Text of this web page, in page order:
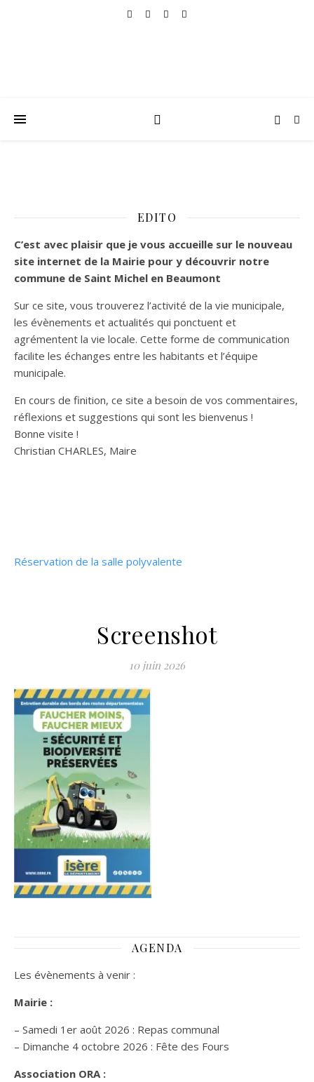
EDITO
C’est avec plaisir que je vous accueille sur le nouveau
site internet de la Mairie pour y découvrir notre
commune de Saint Michel en Beaumont
Sur ce site, vous trouverez l’activité de la vie municipale,
les évènements et actualités qui ponctuent et
agrémentent la vie locale. Cette forme de communication
facilite les échanges entre les habitants et l’équipe
municipale.
En cours de finition, ce site a besoin de vos commentaires,
réflexions et suggestions qui sont les bienvenus !
Bonne visite !
Christian CHARLES, Maire
Réservation de la salle polyvalente
Screenshot
10 juin 2026
AGENDA
Les évènements à venir :
Mairie :
– Samedi 1er août 2026 : Repas communal
– Dimanche 4 octobre 2026 : Fête des Fours
Association ORA :